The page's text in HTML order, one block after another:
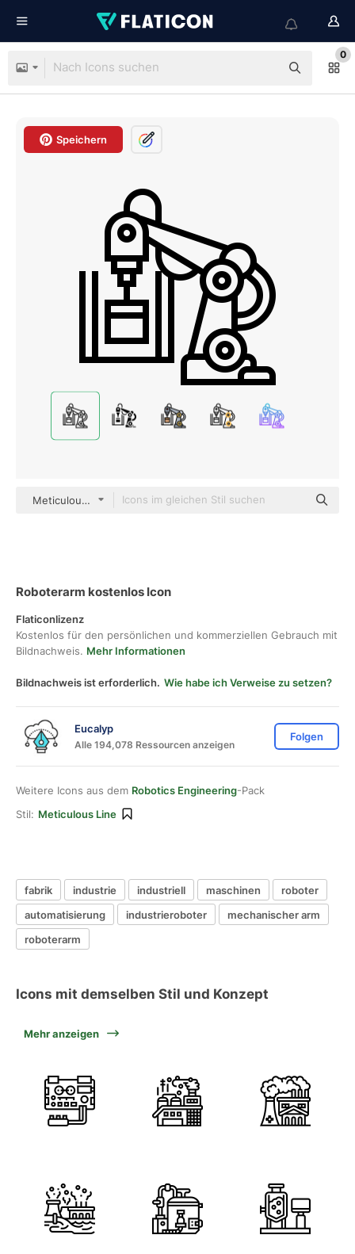
0
Speichern
Meticulous Line
Roboterarm kostenlos Icon
Flaticonlizenz
Kostenlos für den persönlichen und kommerziellen Gebrauch mit
Bildnachweis. Mehr Informationen
Bildnachweis ist erforderlich. Wie habe ich Verweise zu setzen?
Eucalyp
Alle 194,078 Ressourcen anzeigen
Folgen
Weitere Icons aus dem Robotics Engineering-Pack
Stil: Meticulous Line
fabrik industrie industriell maschinen
roboter
automatisierung
industrieroboter
mechanischer arm
roboterarm
Icons mit demselben Stil und Konzept
Mehr anzeigen